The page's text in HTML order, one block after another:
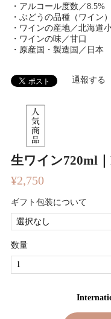
生ワイン720ml
¥2,750
ギフト包装について
数量
・アルコール度数／8.5%
・ぶどうの品種（ワイン
・ワインの産地／北海道
・ワインの味／甘口
・原産国・製造国／日本
通報する